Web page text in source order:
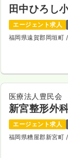
田中ひろし
エージェント求人
福岡県遠賀郡岡垣町
医療法人豊民会
新宮整形外
エージェント求人
福岡県糟屋郡新宮町